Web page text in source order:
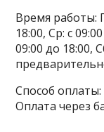
Время работы:
18:00, Ср: с
09:00 до 18:00,
Способ
Оплата через